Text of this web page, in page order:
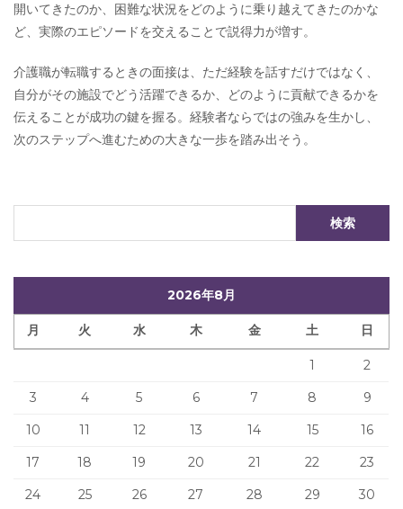
開いてきたのか、困難な状況をどのように乗り越えてきたのかな
ど、実際のエピソードを交えることで説得力が増す。
介護職が転職するときの面接は、ただ経験を話すだけではなく、
自分がその施設でどう活躍できるか、どのように貢献できるかを
伝えることが成功の鍵を握る。経験者ならではの強みを生かし、
次のステップへ進むための大きな一歩を踏み出そう。
2026年8月
月 火 水 木 金 土 日
1
2
3
4 5 6 7 8
9
10
11 12 13 14 15
16
17
18 19 20 21 22
23
24
25 26 27 28 29
30